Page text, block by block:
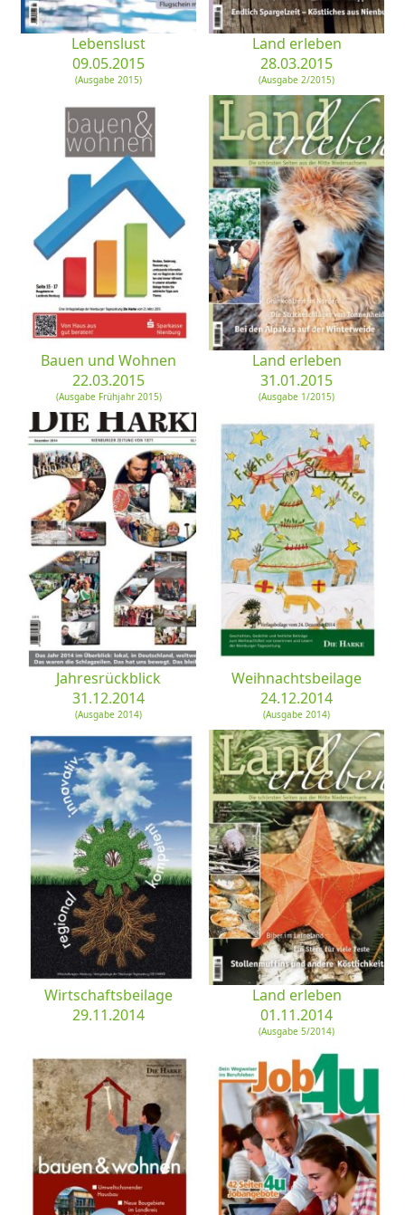
Lebenslust
09.05.2015
(Ausgabe 2015)
Land erleben
28.03.2015
(Ausgabe 2/2015)
Bauen und Wohnen
22.03.2015
(Ausgabe Frühjahr 2015)
Land erleben
31.01.2015
(Ausgabe 1/2015)
Jahresrückblick
31.12.2014
(Ausgabe 2014)
Weihnachtsbeilage
24.12.2014
(Ausgabe 2014)
Wirtschaftsbeilage
29.11.2014
Land erleben
01.11.2014
(Ausgabe 5/2014)